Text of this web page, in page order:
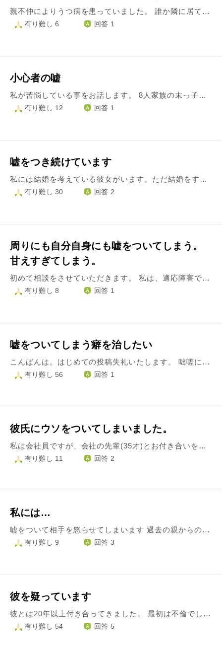
親不仲によりうつ病を患っていました。 誰か隣に居てほしかった。それが愛ではなくても。 5年生の1年間で2人ほどと形式上「付き合う」ことをしました。 4年生までにちゃんとお付き合いと呼べる人が2人、計4人の元交際相手が居ます。 留年が決まった直後、私の心の隙間にそっと寄り添ってくれたのが現在の彼です。 今の彼への愛情を愛と知った今、長くて２，３か月の出来事でしたので私の中では「過去の人は私が利用した人であって彼氏とは違う」と思いました。 今の彼は私が付き合うのが初めてで年齢も3つ年下です。 そのこともあり、あまり恋愛経験豊富と思われたくなく、交際当初から元彼は2人、と言っていました。 わたし自身そう思いたかった、という気持ちもありました。 2015年9月、私の5年生の時のことが彼にばれてしまいました。 彼と深く話し合い、距離を置くことにしましたが、お互いが好きでどうしても耐えられず受け入れて今を一緒に生きるという結論に至りました。 しかしこの3日間ほど問題が起きました。 彼は現在部活の合宿中です。 自由時間が多くあること、個室であること、また彼の同期が自分の元カノとの性事情をネタにして話したことなどにより、9月に大喧嘩をした時のことを思い出して仕方なくなってしまったようです。 「自分が彼女の1番初めの彼氏になりたかった」 「たしかにそこに愛はあったはずだ」 「この世界にねっさんとの楽しかった思い出を持っている元彼がいる」 それに加えて、 「9月のあの時に『一番信じていた人に裏切られた』と思った」感情を思い出してつらくなってしまっているようです。 会っているときは楽しいし幸せ、お互いのことも大好きでかけがえのない人です。 なのに少し物理的距離が離れると、嫌な考えばかり浮かんでしまう。 今の私がどんなに誠意を尽くして愛情を注いでもこの事は彼からは消えないだろうと思うと、悲しいし辛いですが、この事は自業自得だからわたしが悲しむのは違うし、彼に癒えない傷を作ってしまったわたしは加害者だと思います。 別れも考えましたがお互いが好きで仕方なくて、どうしても会いたくなってしまいます。 9月の時にお互い思い知らされました。 彼はどうすれば救われるのでしょうか。
有り難し 6 回答 1
小心者の嘘
私が苦悩している事をお話します。 8人家族の末っ子として育ちました。1番上とは16も離れています。 そのせいか、大人の方と接する方が得意でした。 いつからか…同年代の友達との接し方が分からなくなってしまったのです。 なぜその話で盛り上がれるのか なぜその遊びが楽しいのか 歪んだ見方をするようになってしまいました。 家族にそれとなくその話をしたら 「お前は頭がいいから周りの子より大人なんだよ。」 と言われ 自分は周りより精神的に大人だから楽しめないのか と自分でも思うようになりました。 それからは心の中でどこか周りの子を下に見るように過ごしていました。 そんな事をしていれば当然友達など出来るわけありません。 クラスに馴染めず学校に行くのが億劫になりかけていた時期に少し重い病気にかかり学校を長期休みました。 そこから休み癖がついてしまい小中学校、合わせて3年も通っていません たまに学校へ行ったかと思えば 何を話せばいいのか どうすれば自分に興味を持ってくれるのか などそんなことばかり考えていました。 「何もないなら作ろうか」 ふとそんな思いがよぎりました。 小3の頃だったでしょうか 初めて大きな嘘を吐きました。 みんなはそれに釣られ、一緒に遊んでくれました。 心から楽しいといった思い出がありません。 常に バレたらどうなるのか。 みんなに嘘を吐いている自分はなんて卑怯なのだ。 そんな気持ちが渦巻いてました。 結局嘘はバレてしまい信用を失いました。 それからです。 1度失敗を犯し心に深く傷を負った筈なのに 私は嘘吐き癖がついてしまいました。 嘘はいつか必ずバレてしまう。 頭では分かっているのにそういう場になると息をするように嘘を吐いてしまいます。 その度に酷い後悔に苛まれ、食事も喉を通らなくなります。 もう自分でもどうすればいいか分かりません つい先日も小さな嘘を吐いてしまい常に自分を攻めながら生きています。 正直に話すのが怖くてたまらない。 だからと言って嘘を吐くと余計に苦しくなる。 堂々巡りです。 全部自分が悪いのは分かっています。どうしても変われません。 どうすれば正直に生きる事が出来るのでしょうか？
有り難し 12 回答 1
嘘をつき続けています
私には結婚を考えている彼女がいます。ただ結婚をするにあたって１つだけ問題があります。 それは私の親についてです。私が19歳の大学生頃で彼女と付き合って少したった時に私が彼女の実家に宿泊した事があります。私の親はその事について大変激怒しました。その時は私の話をなに１つ聞いて貰えず、話するたびにその彼女とは別れろとしか言われませんでした。そして、別れなければ大学のお金は払わない、今までの学費も返してもらうと言われ、仕方ない彼女と別れたと嘘をついてしまいました。 ですか、その後も彼女とお付き合いを続けて現在までいます。 この嘘の事は私は墓まで持っていくつもりです。結婚するにあたってこの事は親に伝えたほうがいいのでしょうか？
有り難し 30 回答 2
周りにも自分自身にも嘘をついてしまう。
甘えすぎてしまう。
初めて相談をさせていただきます。 私は、適応障害で会社を約1年半、休職しています。 職業は道路の計画、設計をしております。 妻（妊娠6か月）と2人暮らしをしております。 休職中ではありますが、リハビリという形でポツリポツリと出社しております。 正月明けは1週間ほど出社できておりましたが、今現在はまた休んでしまっています。 休職を解除してもらうには、ある程度（3週間ほど）出社し続けなければなりません。 頭では分かっていても、毎朝、休むことを選択してしまう自分が情けないです。 明日は行こう、明日は行こう、と思っても心が折れてしまいます。 仕事内容は好きなのですが、出社したときの周りの目線を想像すると、怖くて休んでしまいます。 そんな私の悩みは、周りや自分自身に嘘をついてしまうことです。 毎日休んでしまっているのに、「毎日出社している、たまに休んでしまうから休職が長引いている」と妻に嘘をついてしまいます。 心療内科に通っていますが、そこでも「毎日出社しています」と嘘をついてしまいます。 自分自身に嘘をついているのではないのかと思うことも多々あります。 例えば、会社に行きたくないという目的を果たすために、適応障害や不安感を理由、引き合いに出しているのではないのかと。 それにより、自分を正当化しようとしているのではないのかと。 また、自分は今の環境に甘えすぎているような気がします。 生活は、自分の今までの貯金や、妻が働いているお給料でやっていけています。 上司も適応障害で休職中のことを気にかけてくれています。 毎日、現実逃避のように睡眠多過になり、時間を無駄遣いしている自分がいます。 そのような嘘や甘えから抜け出したいのですが、その勇気が出てきません。 「現状をよし」としてしまっているもう一人の自分がいることが情けないです。 情けない話ですが、このような自分が父親になれるのかも不安です。 このような嘘で塗り固めてしまった、甘えた自分に何かアドバイスをいただければ幸いです。 ご回答の程、宜しくお願い致します。
有り難し 8 回答 1
嘘をついてしまう癖を治したい
こんばんは。はじめての投稿失礼いたします。 咄嗟に嘘をついてしまう癖を治したいです。 とても些細なことで嘘をついてしまいます。 しかも、相手のためにつく嘘ではなく自分を守る、良く魅せたいという思いからくる嘘です。 毎回、いつばれるかと内心とてもひやひやしています。苦しいです。 何度も癖を治そうと試みましたが、根気が足りないせいか結局暫くすると嘘をつき始めてしまいます。 恋人にも家族にも嘘をついていて、もう信頼も無くなっていると思います。 本当に嘘をつく癖は治るのでしょうか？ 嘘をつきたくてついている訳じゃないのに、いつもいつも自分の口から出てくる言葉は嘘ばかり。苦しいです。
有り難し 56 回答 1
彼氏にウソをついてしまいました。
私は会社員ですが、会社の先輩(35才)とお付き合いをしています。 周りの人たちには内緒にしています。 そのため、タイミングが合えば一緒に帰ったり、帰りがけにデートしたりもしますが、基本的に平日は別々で帰ることが多いです。 その時は必ず、帰りの電車にメールするのが、私たちの毎日の習慣です。 先日も彼氏の方が先に仕事を終えたので、帰りが別々となりました。 私もその後仕事を終えたので、これから帰るよとメールしました。 その後帰りの準備をしながら、メールのやり取りをしていたのですが、帰る直前でトラブルが起きて、会社に待機しなければならなくなりました。 本当はその時に、その話を伝えるべきだったのですが、彼から今度旅行に行こうと誘ってくれたメールだったので、どうしてもやり取りをやめたくなく、続けてしまいました。 また彼に「もうそろそろ家についた？」と聞かれた時に、「ついたよ！」っとウソをついてしまいました。 以前仕事中にメールを続けるのはいけないと怒られたことがあったので、咄嗟についてしまったウソですが、いつか彼にも必ず誰かから話が伝わる気がします。 私がなにかきちんと話していないことも必ず怒るので、人から伝わったら余計怒ると思います。 そのため怒られるの覚悟で、ウソをついたことを自分から謝ろうと思います。 今週末は会う予定が無いので、まずはメールで謝ろうと思います。 そうは言ってもやはりなるべくケンカはしたくないのですが、どのように謝れば誠意が伝わるでしょうか？ ウソをついたことはすごく後悔してますので、アドバイスをいただければと思います。
有り難し 11 回答 2
私には…
嘘をついて相手を怒らせてしまいます 過去の親からの暴力 援で指示に従わせた女が嘘をついてしまえば楽だよ って言われたこと このことにより今になっても嘘をついてしまいます どうしたら過去のこと忘れ嘘をつかず 相手のことを世に戻せますか… 相手の信用は無くなってしまったんですけどまた信用を取り戻ししたいです お願いします…
有り難し 9 回答 3
彼を疑っています
彼とは20年以上付き合ってきました。 最初は不倫でしたが15年ほど前に離婚したと言われたんです。 それ以来高齢のご両親の介護のため仕事もままならない彼に お金を貸し続けました。 生活費はもちろん、入院や施設の入居代も立替えました。 彼の交通違反金、車の購入費、税金など全て私が払ってます。 結婚なんかどうでも良かった。生きていてくれればいいとそれだけを願って 支えてきたつもりでした。 その彼は3年前から自分は癌だと言ってます。 私はまた治療費を貸しました。そしてその病気の患者会に入って病気の 情報を集め始めてからおかしいなと思い始めたんです。 同じ頃嘘の一つがわかりました。離婚してなかった。 でも病気は本当だと言います。平均余命3年だと。 今年3年目、生きていてと願う気持ちは今も変わりません。 でもずっとだまされていました。ちなみにお金も全く返してくれません。 もし病気が本当なら彼を責めて返済を催促するなんてやってはいけない事 なのかもしれません。 何であの時責めてしまったんだろうと思いっきり後悔するかもしれない。 でも疑わしいところがいくつもあります。 20年も好きだった人を疑う自分がすごく嫌でもあり、 貸したお金に執着する自分ももちろんいて 今後の対応に思い悩んでいます。
有り難し 54 回答 5